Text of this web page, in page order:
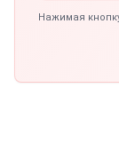
Нажимая